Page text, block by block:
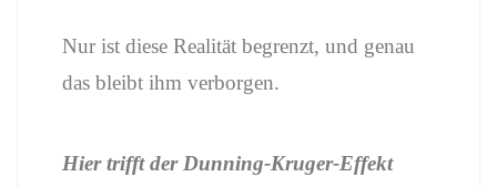
Nur ist diese Realität begrenzt, und genau
das bleibt ihm verborgen.
Hier trifft der Dunning-Kruger-Effekt